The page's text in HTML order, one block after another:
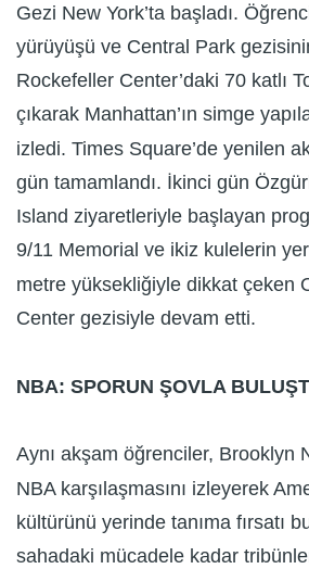
Gezi New York’ta başladı.
yürüyüşü ve Central Park
Rockefeller Center’daki 70 katlı
çıkarak Manhattan’ın simge
izledi. Times Square’de yenilen
gün tamamlandı. İkinci gün
Island ziyaretleriyle başlayan
9/11 Memorial ve ikiz kulelerin
metre yüksekliğiyle dikkat çeken
Center gezisiyle devam etti.
NBA: SPORUN ŞOVLA
Aynı akşam öğrenciler, Brooklyn
NBA karşılaşmasını izleyerek
kültürünü yerinde tanıma fırsatı
sahadaki mücadele kadar